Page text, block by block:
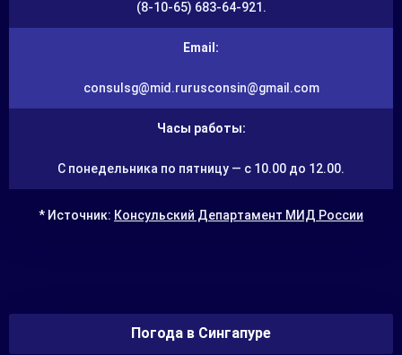
(8-10-65) 683-64-921.
Email:
consulsg@mid.rurusconsin@gmail.com
Часы работы:
С понедельника по пятницу — с 10.00 до 12.00.
* Источник: Консульский Департамент МИД России
Погода в Сингапуре